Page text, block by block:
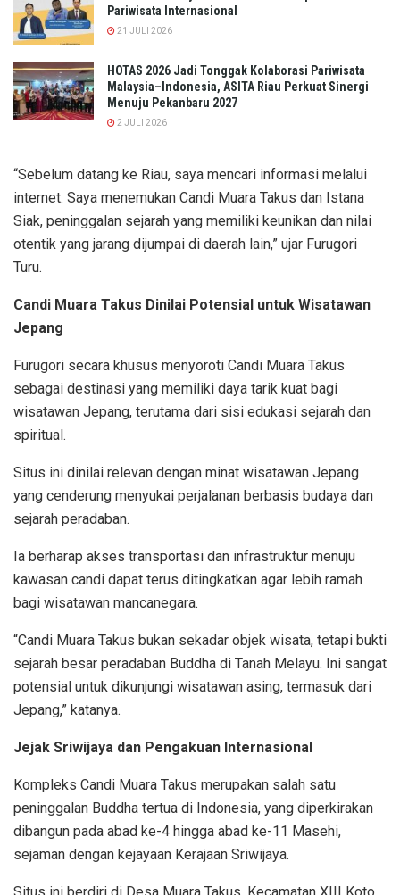
Pariwisata Internasional
21 JULI 2026
HOTAS 2026 Jadi Tonggak Kolaborasi Pariwisata
Malaysia–Indonesia, ASITA Riau Perkuat Sinergi
Menuju Pekanbaru 2027
2 JULI 2026
“Sebelum datang ke Riau, saya mencari informasi melalui
internet. Saya menemukan Candi Muara Takus dan Istana
Siak, peninggalan sejarah yang memiliki keunikan dan nilai
otentik yang jarang dijumpai di daerah lain,” ujar Furugori
Turu.
Candi Muara Takus Dinilai Potensial untuk Wisatawan
Jepang
Furugori secara khusus menyoroti Candi Muara Takus
sebagai destinasi yang memiliki daya tarik kuat bagi
wisatawan Jepang, terutama dari sisi edukasi sejarah dan
spiritual.
Situs ini dinilai relevan dengan minat wisatawan Jepang
yang cenderung menyukai perjalanan berbasis budaya dan
sejarah peradaban.
Ia berharap akses transportasi dan infrastruktur menuju
kawasan candi dapat terus ditingkatkan agar lebih ramah
bagi wisatawan mancanegara.
“Candi Muara Takus bukan sekadar objek wisata, tetapi bukti
sejarah besar peradaban Buddha di Tanah Melayu. Ini sangat
potensial untuk dikunjungi wisatawan asing, termasuk dari
Jepang,” katanya.
Jejak Sriwijaya dan Pengakuan Internasional
Kompleks Candi Muara Takus merupakan salah satu
peninggalan Buddha tertua di Indonesia, yang diperkirakan
dibangun pada abad ke-4 hingga abad ke-11 Masehi,
sejaman dengan kejayaan Kerajaan Sriwijaya.